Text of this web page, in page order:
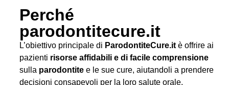
Perché
parodontitecure.it
L’obiettivo principale di ParodontiteCure.it è offrire ai
pazienti risorse affidabili e di facile comprensione
sulla parodontite e le sue cure, aiutandoli a prendere
decisioni consapevoli per la loro salute orale.